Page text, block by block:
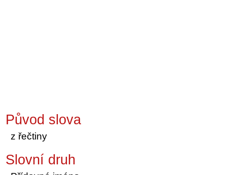
Původ slova
z řečtiny
Slovní druh